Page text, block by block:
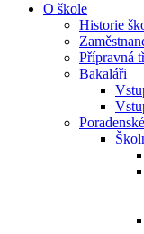
O škole
Historie
Přípravná
Bakaláři